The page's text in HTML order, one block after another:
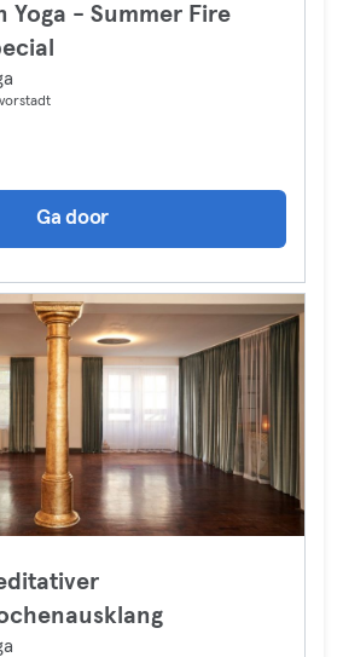
Yoga - Summer Fire
Ga door